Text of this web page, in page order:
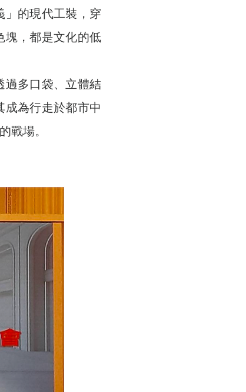
」的現代工裝，穿
塊，都是文化的低
過多口袋、立體結
成為行走於都市中
戰場。